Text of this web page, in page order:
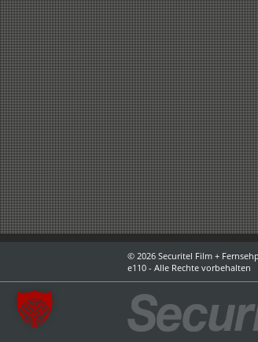
© 2026 Securitel Film +
e110 - Alle Rechte vorbehalten